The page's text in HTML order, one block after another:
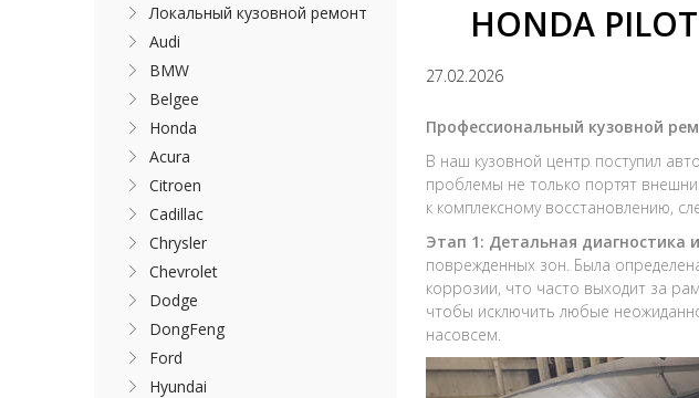
HONDA PILOT
27.02.2026
Профессиональный кузовной
В наш кузовной центр поступил
проблемы не только портят
к комплексному восстановлению,
Этап 1: Детальная диагностика
поврежденных зон. Была
коррозии, что часто выходит за
чтобы исключить любые
насовсем.
Локальный кузовной ремонт
Audi
BMW
Belgee
Honda
Acura
Citroen
Cadillac
Chrysler
Chevrolet
Dodge
DongFeng
Ford
Hyundai